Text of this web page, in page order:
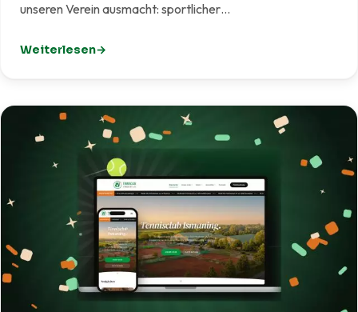
unseren Verein ausmacht: sportlicher…
Weiterlesen
: TCI-Sommerfest 2026 – Ein rundum gelungenes Fest